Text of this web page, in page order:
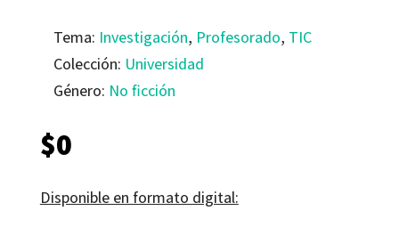
Tema: Investigación, Profesorado, TIC
Colección: Universidad
Género: No ficción
$0
Disponible en formato digital: